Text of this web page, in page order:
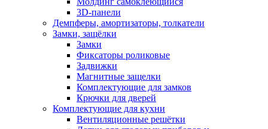
3D-панели
Демпферы, амортизаторы, толкатели
Замки, защёлки
Замки
Фиксаторы роликовые
Задвижки
Магнитные защелки
Комплектующие для замков
Крючки для дверей
Комплектующие для кухни
Вентиляционные решётки